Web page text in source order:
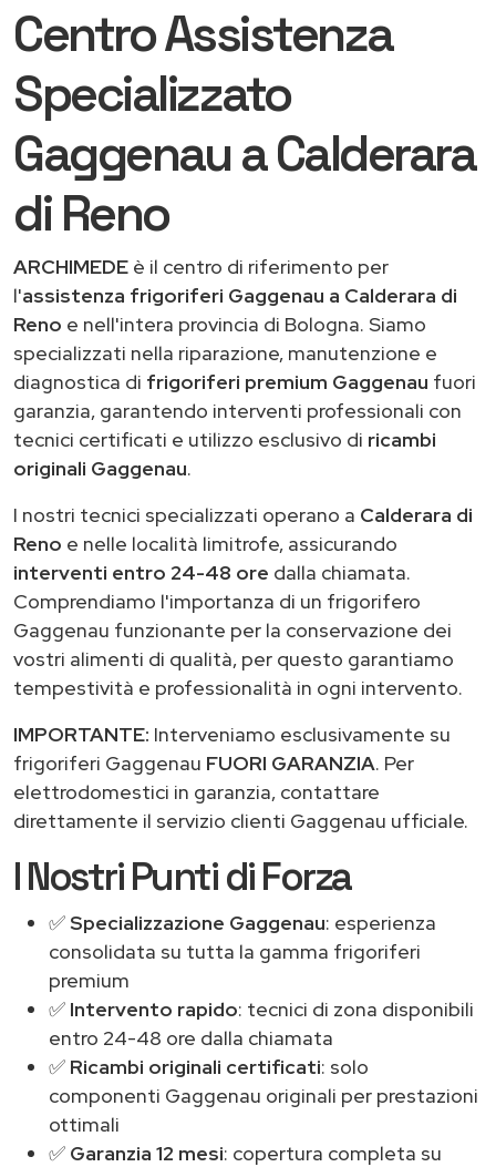
Centro Assistenza
Specializzato
Gaggenau a Calderara
di Reno
ARCHIMEDE è il centro di riferimento per
l'assistenza frigoriferi Gaggenau a Calderara di
Reno e nell'intera provincia di Bologna. Siamo
specializzati nella riparazione, manutenzione e
diagnostica di frigoriferi premium Gaggenau fuori
garanzia, garantendo interventi professionali con
tecnici certificati e utilizzo esclusivo di ricambi
originali Gaggenau.
I nostri tecnici specializzati operano a Calderara di
Reno e nelle località limitrofe, assicurando
interventi entro 24-48 ore dalla chiamata.
Comprendiamo l'importanza di un frigorifero
Gaggenau funzionante per la conservazione dei
vostri alimenti di qualità, per questo garantiamo
tempestività e professionalità in ogni intervento.
IMPORTANTE: Interveniamo esclusivamente su
frigoriferi Gaggenau FUORI GARANZIA. Per
elettrodomestici in garanzia, contattare
direttamente il servizio clienti Gaggenau ufficiale.
I Nostri Punti di Forza
✅Specializzazione Gaggenau: esperienza
consolidata su tutta la gamma frigoriferi
premium
✅ Intervento rapido: tecnici di zona disponibili
entro 24-48 ore dalla chiamata
✅ Ricambi originali certificati: solo
componenti Gaggenau originali per prestazioni
ottimali
✅ Garanzia 12 mesi: copertura completa su